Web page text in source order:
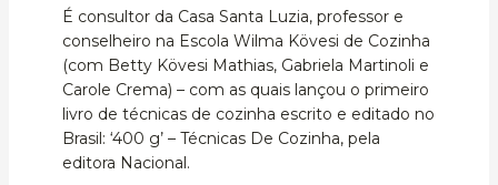
É consultor da Casa Santa Luzia, professor e
conselheiro na Escola Wilma Kövesi de Cozinha
(com Betty Kövesi Mathias, Gabriela Martinoli e
Carole Crema) – com as quais lançou o primeiro
livro de técnicas de cozinha escrito e editado no
Brasil: ‘400 g’ – Técnicas De Cozinha, pela
editora Nacional.